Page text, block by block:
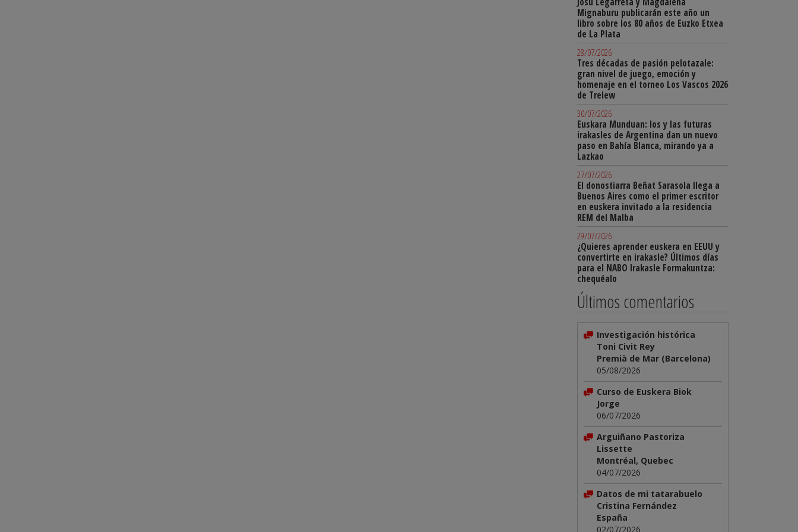
Mignaburu publicarán este año un
libro sobre los 80 años de Euzko Etxea
de La Plata
28/07/2026
Tres décadas de pasión pelotazale:
gran nivel de juego, emoción y
homenaje en el torneo Los Vascos 2026
de Trelew
30/07/2026
Euskara Munduan: los y las futuras
irakasles de Argentina dan un nuevo
paso en Bahía Blanca, mirando ya a
Lazkao
27/07/2026
El donostiarra Beñat Sarasola llega a
Buenos Aires como el primer escritor
en euskera invitado a la residencia
REM del Malba
29/07/2026
¿Quieres aprender euskera en EEUU y
convertirte en irakasle? Últimos días
para el NABO Irakasle Formakuntza:
chequéalo
Últimos comentarios
Investigación histórica
Toni Civit Rey
Premià de Mar (Barcelona)
05/08/2026
Curso de Euskera Biok
Jorge
06/07/2026
Arguiñano Pastoriza
Lissette
Montréal, Quebec
04/07/2026
Datos de mi tatarabuelo
Cristina Fernández
España
02/07/2026